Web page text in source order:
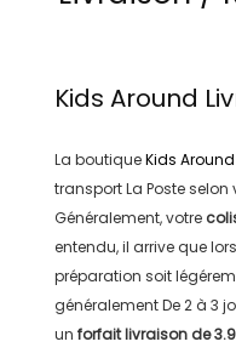
Kids Around
La boutiqueKids Around
transportLa Posteselon
Généralement, votre
entendu, il arrive que
préparation soit
généralementDe 2 à 3
un forfait livraison de